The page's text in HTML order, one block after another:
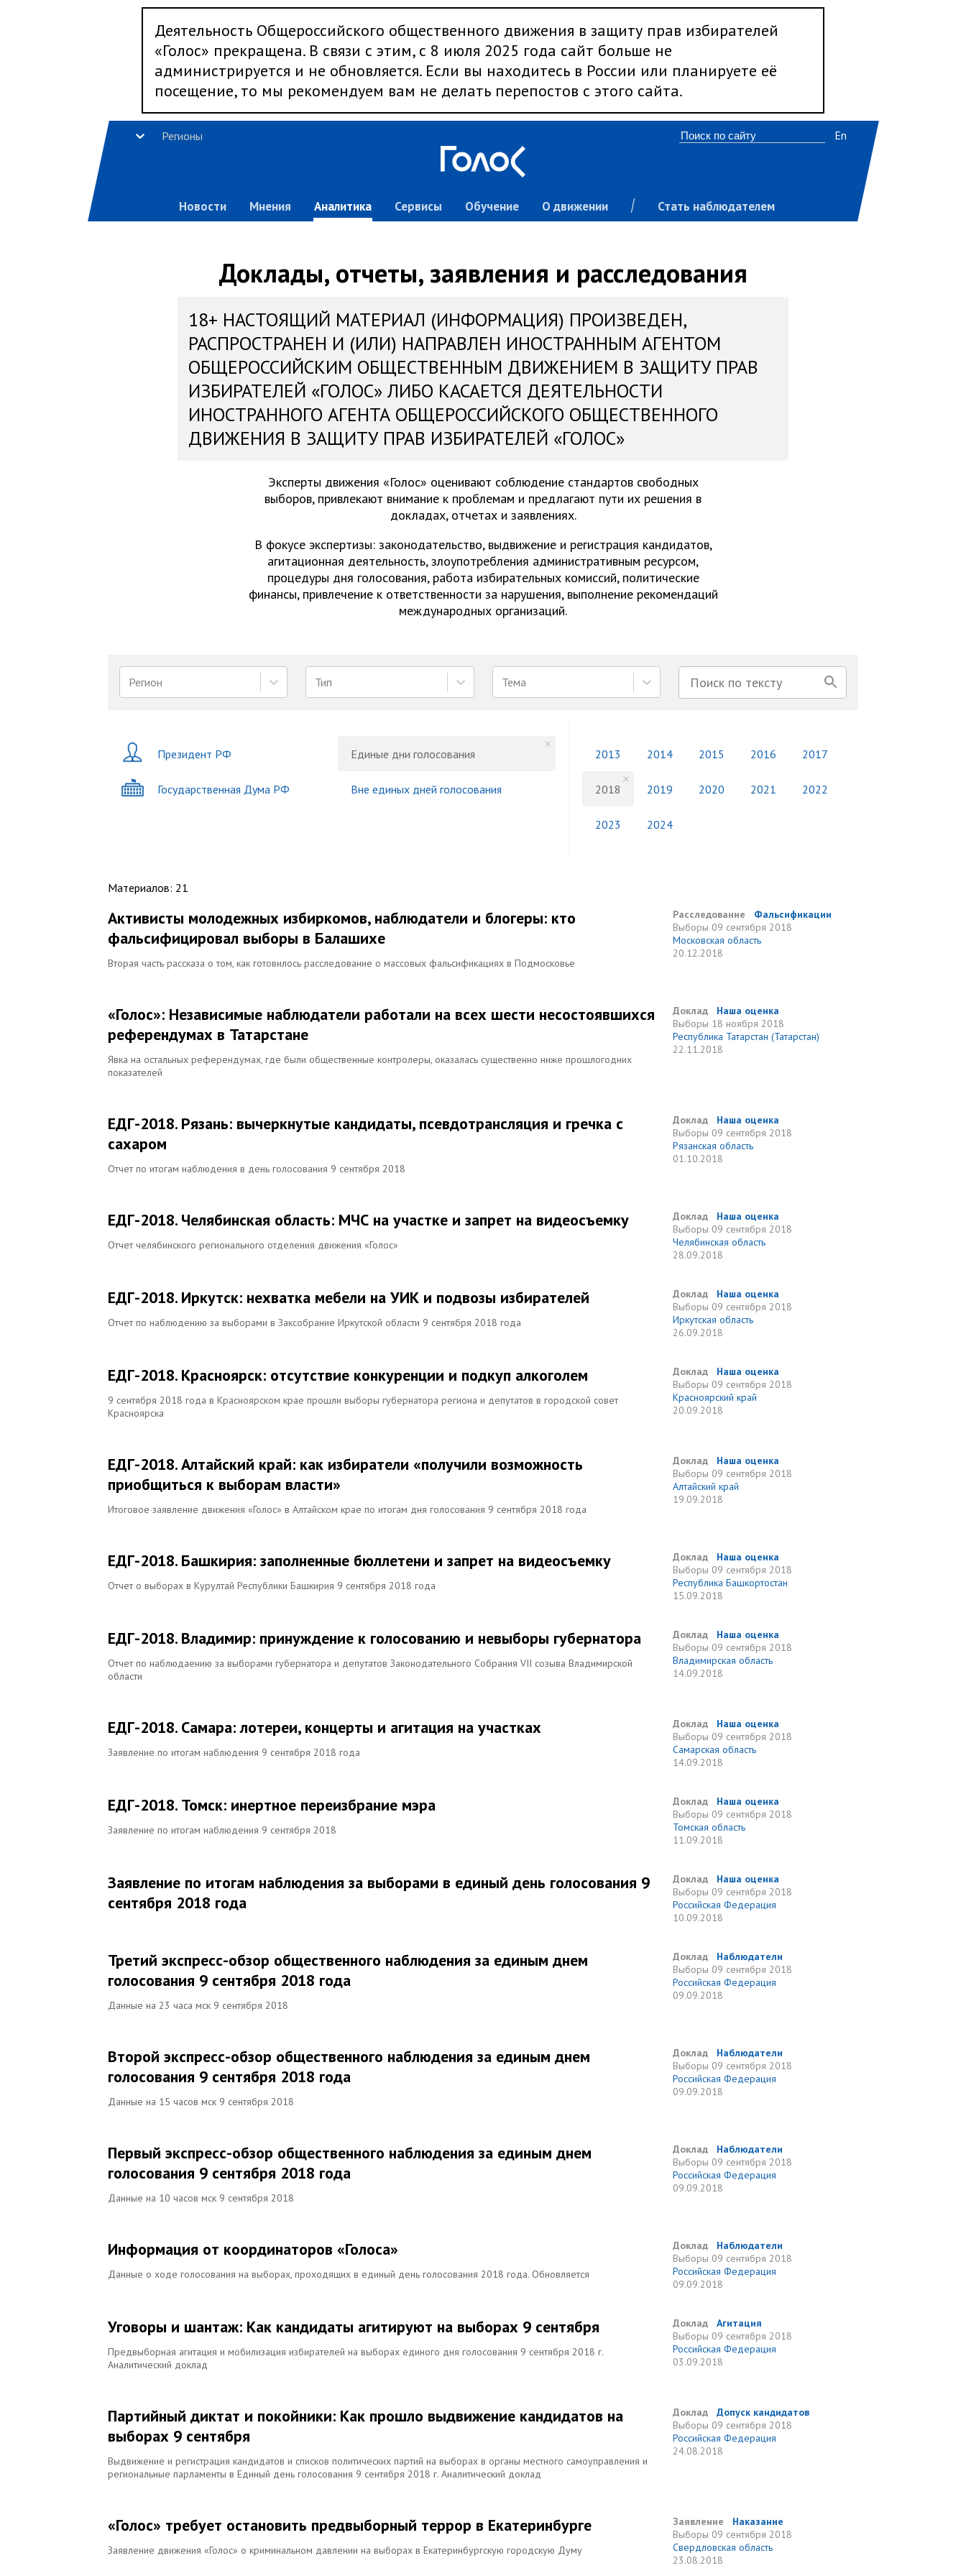
Деятельность Общероссийского общественного движения в защиту прав избирателей
«Голос» прекращена. В связи с этим, с 8 июля 2025 года сайт больше не
администрируется и не обновляется. Если вы находитесь в России или планируете её
посещение, то мы рекомендуем вам не делать перепостов с этого сайта.
Регионы
Новости Мнения Аналитика Сервисы Обучение О движении Стать наблюдателем
En
Доклады, отчеты, заявления и расследования
18+ НАСТОЯЩИЙ МАТЕРИАЛ (ИНФОРМАЦИЯ) ПРОИЗВЕДЕН,
РАСПРОСТРАНЕН И (ИЛИ) НАПРАВЛЕН ИНОСТРАННЫМ АГЕНТОМ
ОБЩЕРОССИЙСКИМ ОБЩЕСТВЕННЫМ ДВИЖЕНИЕМ В ЗАЩИТУ ПРАВ
ИЗБИРАТЕЛЕЙ «ГОЛОС» ЛИБО КАСАЕТСЯ ДЕЯТЕЛЬНОСТИ
ИНОСТРАННОГО АГЕНТА ОБЩЕРОССИЙСКОГО ОБЩЕСТВЕННОГО
ДВИЖЕНИЯ В ЗАЩИТУ ПРАВ ИЗБИРАТЕЛЕЙ «ГОЛОС»
Эксперты движения «Голос» оценивают соблюдение стандартов свободных
выборов, привлекают внимание к проблемам и предлагают пути их решения в
докладах, отчетах и заявлениях.
В фокусе экспертизы: законодательство, выдвижение и регистрация кандидатов,
агитационная деятельность, злоупотребления административным ресурсом,
процедуры дня голосования, работа избирательных комиссий, политические
финансы, привлечение к ответственности за нарушения, выполнение рекомендаций
международных организаций.
Регион Тип Тема
Президент РФ
Государственная Дума РФ
Единые дни голосования
Вне единых дней голосования
2013 2014 2015 2016 2017
2018 2019 2020 2021 2022
2023 2024
Материалов: 21
Активисты молодежных избиркомов, наблюдатели и блогеры: кто
фальсифицировал выборы в Балашихе
Вторая часть рассказа о том, как готовилось расследование о массовых фальсификациях в Подмосковье
Расследование
Фальсификации
Выборы 09 сентября 2018
Московская область
20.12.2018
«Голос»: Независимые наблюдатели работали на всех шести несостоявшихся
референдумах в Татарстане
Явка на остальных референдумах, где были общественные контролеры, оказалась существенно ниже прошлогодних
показателей
Доклад
Наша оценка
Выборы 18 ноября 2018
Республика Татарстан (Татарстан)
22.11.2018
ЕДГ-2018. Рязань: вычеркнутые кандидаты, псевдотрансляция и гречка с
сахаром
Отчет по итогам наблюдения в день голосования 9 сентября 2018
Доклад
Наша оценка
Выборы 09 сентября 2018
Рязанская область
01.10.2018
ЕДГ-2018. Челябинская область: МЧС на участке и запрет на видеосъемку
Отчет челябинского регионального отделения движения «Голос»
Доклад
Наша оценка
Выборы 09 сентября 2018
Челябинская область
28.09.2018
ЕДГ-2018. Иркутск: нехватка мебели на УИК и подвозы избирателей
Отчет по наблюдению за выборами в Заксобрание Иркутской области 9 сентября 2018 года
Доклад
Наша оценка
Выборы 09 сентября 2018
Иркутская область
26.09.2018
ЕДГ-2018. Красноярск: отсутствие конкуренции и подкуп алкоголем
9 сентября 2018 года в Красноярском крае прошли выборы губернатора региона и депутатов в городской совет
Красноярска
Доклад
Наша оценка
Выборы 09 сентября 2018
Красноярский край
20.09.2018
ЕДГ-2018. Алтайский край: как избиратели «получили возможность
приобщиться к выборам власти»
Итоговое заявление движения «Голос» в Алтайском крае по итогам дня голосования 9 сентября 2018 года
Доклад
Наша оценка
Выборы 09 сентября 2018
Алтайский край
19.09.2018
ЕДГ-2018. Башкирия: заполненные бюллетени и запрет на видеосъемку
Отчет о выборах в Курултай Республики Башкирия 9 сентября 2018 года
Доклад
Наша оценка
Выборы 09 сентября 2018
Республика Башкортостан
15.09.2018
ЕДГ-2018. Владимир: принуждение к голосованию и невыборы губернатора
Отчет по наблюдаению за выборами губернатора и депутатов Законодательного Собрания VII созыва Владимирской
области
Доклад
Наша оценка
Выборы 09 сентября 2018
Владимирская область
14.09.2018
ЕДГ-2018. Самара: лотереи, концерты и агитация на участках
Заявление по итогам наблюдения 9 сентября 2018 года
Доклад
Наша оценка
Выборы 09 сентября 2018
Самарская область
14.09.2018
ЕДГ-2018. Томск: инертное переизбрание мэра
Заявление по итогам наблюдения 9 сентября 2018
Доклад
Наша оценка
Выборы 09 сентября 2018
Томская область
11.09.2018
Заявление по итогам наблюдения за выборами в единый день голосования 9
сентября 2018 года
Доклад
Наша оценка
Выборы 09 сентября 2018
Российская Федерация
10.09.2018
Третий экспресс-обзор общественного наблюдения за единым днем
голосования 9 сентября 2018 года
Данные на 23 часа мск 9 сентября 2018
Доклад
Наблюдатели
Выборы 09 сентября 2018
Российская Федерация
09.09.2018
Второй экспресс-обзор общественного наблюдения за единым днем
голосования 9 сентября 2018 года
Данные на 15 часов мск 9 сентября 2018
Доклад
Наблюдатели
Выборы 09 сентября 2018
Российская Федерация
09.09.2018
Первый экспресс-обзор общественного наблюдения за единым днем
голосования 9 сентября 2018 года
Данные на 10 часов мск 9 сентября 2018
Доклад
Наблюдатели
Выборы 09 сентября 2018
Российская Федерация
09.09.2018
Информация от координаторов «Голоса»
Данные о ходе голосования на выборах, проходящих в единый день голосования 2018 года. Обновляется
Доклад
Наблюдатели
Выборы 09 сентября 2018
Российская Федерация
09.09.2018
Уговоры и шантаж: Как кандидаты агитируют на выборах 9 сентября
Предвыборная агитация и мобилизация избирателей на выборах единого дня голосования 9 сентября 2018 г.
Аналитический доклад
Доклад
Агитация
Выборы 09 сентября 2018
Российская Федерация
03.09.2018
Партийный диктат и покойники: Как прошло выдвижение кандидатов на
выборах 9 сентября
Выдвижение и регистрация кандидатов и списков политических партий на выборах в органы местного самоуправления и
региональные парламенты в Единый день голосования 9 сентября 2018 г. Аналитический доклад
Доклад
Допуск кандидатов
Выборы 09 сентября 2018
Российская Федерация
24.08.2018
«Голос» требует остановить предвыборный террор в Екатеринбурге
Заявление движения «Голос» о криминальном давлении на выборах в Екатеринбургскую городскую Думу
Заявление
Наказание
Выборы 09 сентября 2018
Свердловская область
23.08.2018